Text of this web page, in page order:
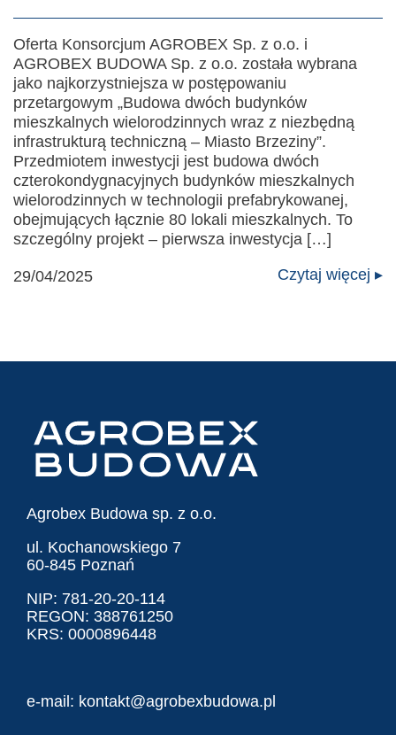
Oferta Konsorcjum AGROBEX Sp. z o.o. i
AGROBEX BUDOWA Sp. z o.o. została wybrana
jako najkorzystniejsza w postępowaniu
przetargowym „Budowa dwóch budynków
mieszkalnych wielorodzinnych wraz z niezbędną
infrastrukturą techniczną – Miasto Brzeziny”.
Przedmiotem inwestycji jest budowa dwóch
czterokondygnacyjnych budynków mieszkalnych
wielorodzinnych w technologii prefabrykowanej,
obejmujących łącznie 80 lokali mieszkalnych. To
szczególny projekt – pierwsza inwestycja […]
29/04/2025 Czytaj więcej ▸
Agrobex Budowa sp. z o.o.
ul. Kochanowskiego 7
60-845 Poznań
NIP: 781-20-20-114
REGON: 388761250
KRS: 0000896448
e-mail: kontakt@agrobexbudowa.pl